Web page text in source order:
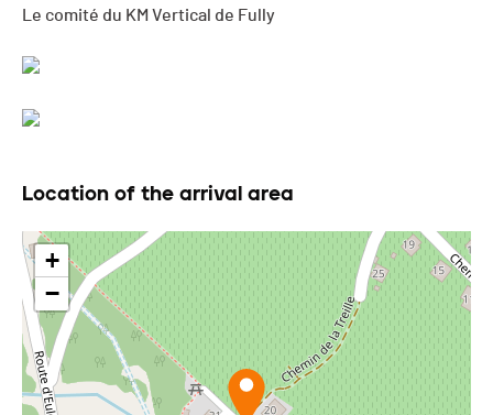
Le comité du KM Vertical de Fully
Location of the arrival area
+
−